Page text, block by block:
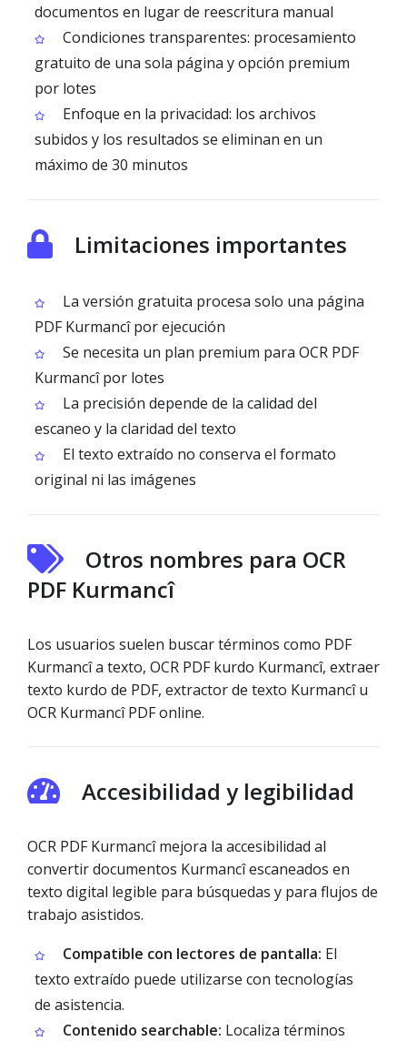
documentos en lugar de reescritura manual
Condiciones transparentes: procesamiento
gratuito de una sola página y opción premium
por lotes
Enfoque en la privacidad: los archivos
subidos y los resultados se eliminan en un
máximo de 30 minutos
Limitaciones importantes
La versión gratuita procesa solo una página
PDF Kurmancî por ejecución
Se necesita un plan premium para OCR PDF
Kurmancî por lotes
La precisión depende de la calidad del
escaneo y la claridad del texto
El texto extraído no conserva el formato
original ni las imágenes
Otros nombres para OCR
PDF Kurmancî
Los usuarios suelen buscar términos como PDF
Kurmancî a texto, OCR PDF kurdo Kurmancî, extraer
texto kurdo de PDF, extractor de texto Kurmancî u
OCR Kurmancî PDF online.
Accesibilidad y legibilidad
OCR PDF Kurmancî mejora la accesibilidad al
convertir documentos Kurmancî escaneados en
texto digital legible para búsquedas y para flujos de
trabajo asistidos.
Compatible con lectores de pantalla: El
texto extraído puede utilizarse con tecnologías
de asistencia.
Contenido searchable: Localiza términos